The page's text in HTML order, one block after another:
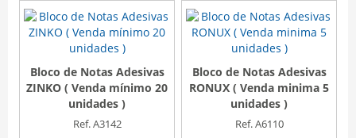
Bloco de Notas Adesivas
ZINKO ( Venda mínimo 20
unidades )
Ref. A3142
Bloco de Notas Adesivas
RONUX ( Venda minima 5
unidades )
Ref. A6110